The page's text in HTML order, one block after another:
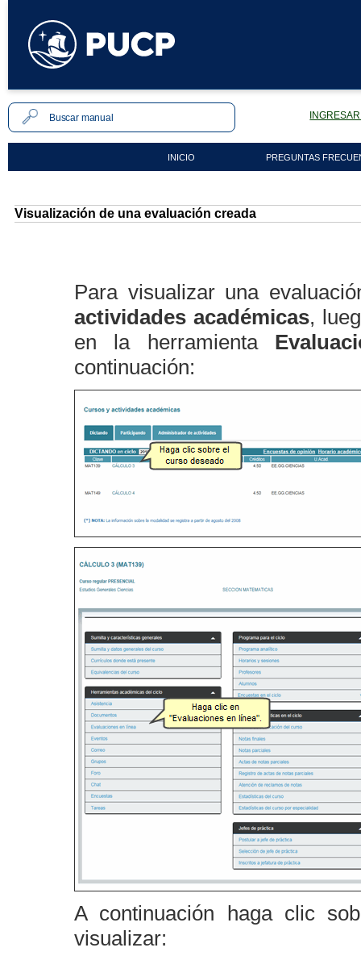
INICIO PREGUNTAS
Visualización de una evaluación creada
Para visualizar una
actividades académicas,
en la herramienta
continuación:
A continuación haga clic
visualizar: